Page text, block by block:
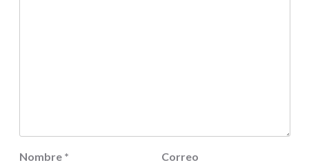
Nombre *
Correo